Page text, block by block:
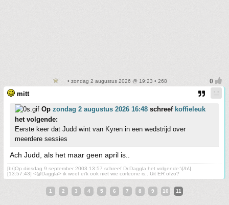
• zondag 2 augustus 2026 @ 19:23 • 268
mitt
Op zondag 2 augustus 2026 16:48 schreef koffieleuk
het volgende:
Eerste keer dat Judd wint van Kyren in een wedstrijd over
meerdere sessies
Ach Judd, als het maar geen april is..
[b\]Op dinsdag 9 september 2003 13:57 schreef Dr.Daggla het volgende:\[/b\]
[13:57:43] <@Daggla> ik weet ei'k ook niet wie corleone is.. Uit ER ofzo?
1 2 3 4 5 6 7 8 9 10 11